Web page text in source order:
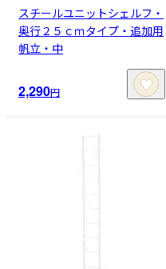
スチールユニットシェルフ・
奥行２５ｃｍタイプ・追加用
帆立・中
2,290円